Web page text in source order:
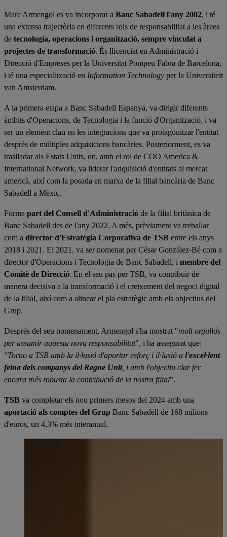
Marc Armengol es va incorporar a Banc Sabadell l'any 2002, i té
una extensa trajectòria en diferents rols de responsabilitat a les àrees
de tecnologia, operacions i organització, sempre vinculat a
projectes de transformació. És llicenciat en Administració i
Direcció d'Empreses per la Universitat Pompeu Fabra de Barcelona,
i té una especialització en Information Technology per la Universiteit
van Amsterdam.
A la primera etapa a Banc Sabadell Espanya, va dirigir diferents
àmbits d'Operacions, de Tecnologia i la funció d'Organització, i va
ser un element clau en les integracions que va protagonitzar l'entitat
després de múltiples adquisicions bancàries. Posteriorment, es va
traslladar als Estats Units, on, amb el rol de COO America &
International Network, va liderar l'adquisició d'entitats al mercat
americà, així com la posada en marxa de la filial bancària de Banc
Sabadell a Mèxic.
Forma part del Consell d'Administració de la filial britànica de
Banc Sabadell des de l'any 2022. A més, prèviament va treballar
com a director d'Estratègia Corporativa de TSB entre els anys
2018 i 2021. El 2021, va ser nomenat per César González-Bé com a
director d'Operacions i Tecnologia de Banc Sabadell, i membre del
Comitè de Direcció. En el seu pas per TSB, va contribuir de
manera decisiva a la transformació i el creixement del negoci digital
de la filial, així com a alinear el pla estratègic amb els objectius del
Grup.
Després del seu nomenament, Armengol s'ha mostrat "molt orgullós
per assumir aquesta nova responsabilitat", i ha assegurat que:
"Torno a TSB amb la il·lusió d'aportar esforç i il·lusió a l'excel·lent
feina dels companys del Regne Unit, i amb l'objectiu clar fer
encara més robusta la contribució de la nostra filial”.
TSB va completar els nou primers mesos del 2024 amb una
aportació als comptes del Grup Banc Sabadell de 168 milions
d'euros, un 4,3% més interanual.